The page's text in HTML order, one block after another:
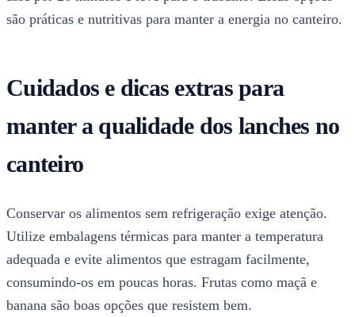
são práticas e nutritivas para manter a energia no canteiro.
Cuidados e dicas extras para
manter a qualidade dos lanches no
canteiro
Conservar os alimentos sem refrigeração exige atenção.
Utilize embalagens térmicas para manter a temperatura
adequada e evite alimentos que estragam facilmente,
consumindo-os em poucas horas. Frutas como maçã e
banana são boas opções que resistem bem.